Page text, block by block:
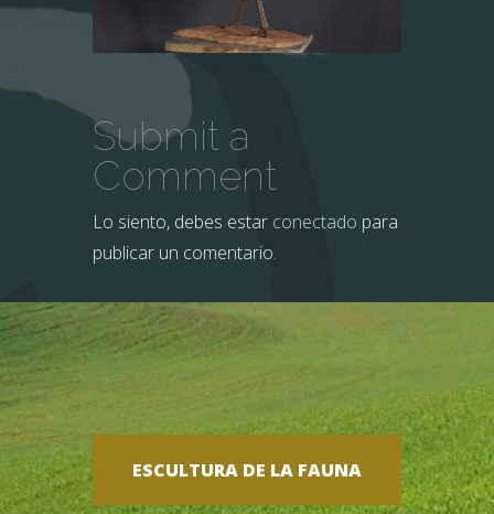
Submit a
Comment
Lo siento, debes estar conectado para
publicar un comentario.
ESCULTURA DE LA FAUNA